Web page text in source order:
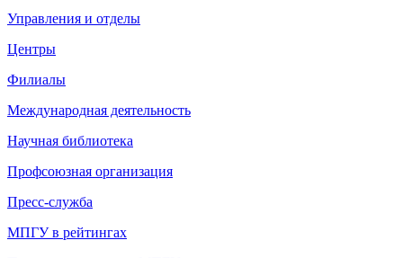
Управления и отделы
Центры
Филиалы
Международная деятельность
Научная библиотека
Профсоюзная организация
Пресс-служба
МПГУ в рейтингах